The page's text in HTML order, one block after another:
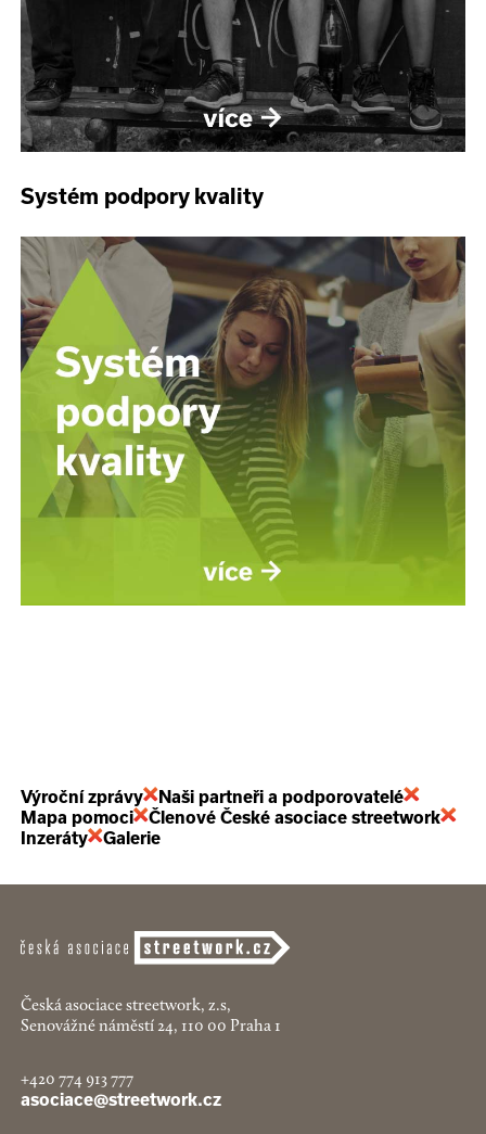
Systém podpory kvality
Výroční zprávy
Naši partneři a podporovatelé
Mapa pomoci
Členové České asociace streetwork
Inzeráty
Galerie
Česká asociace streetwork, z.s,
Senovážné náměstí 24, 110 00 Praha 1
+420 774 913 777
asociace@streetwork.cz